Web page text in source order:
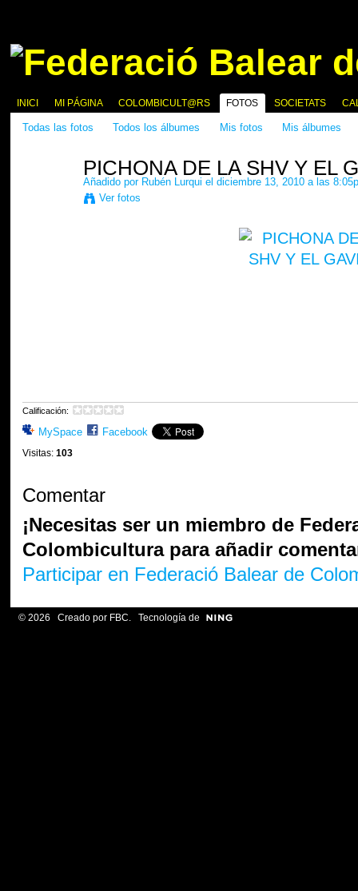
INICI MI PÁGINA COLOMBICULT@RS FOTOS SOCIETATS
Todas las fotos Todos los álbumes Mis fotos Mis álbumes
PICHONA DE LA SHV Y EL
Añadido por Rubén Lurqui el diciembre 13, 2010 a las
Ver fotos
Calificación:
MySpace Facebook
Visitas: 103
Comentar
¡Necesitas ser un miembro de
Colombicultura para añadir
Participar en Federació Balear de
© 2026 Creado por FBC. Tecnología de